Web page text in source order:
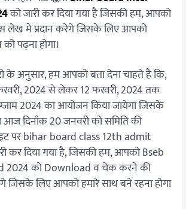
को जारी कर दिया गया है जिसकी हम, आपको
लेख मे प्रदान करेगे जिसके लिए आपको
पढ़ना होगा।
के अनुसार, हम आपको बता देना चाहते है कि,
1 फरवरी, 2024 से लेकर 12 फरवरी, 2024 तक
एग्जाम 2024 का आयोजन किया जायेगा जिसके
आज दिनाँक 20 जनवरी को समिति की
पर bihar board class 12th admit
कर दिया गया है, जिसकी हम, आपको Bseb
2024 को Download व चेक करने की
जिसके लिए आपको हमारे साथ बने रहना होगा